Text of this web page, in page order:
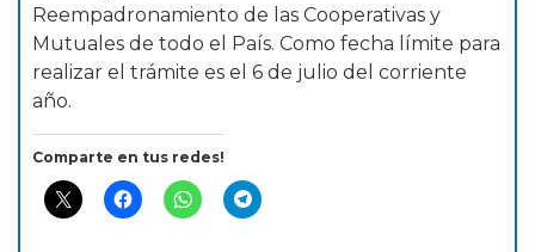
Reempadronamiento de las Cooperativas y
Mutuales de todo el País. Como fecha límite para
realizar el trámite es el 6 de julio del corriente
año.
Comparte en tus redes!